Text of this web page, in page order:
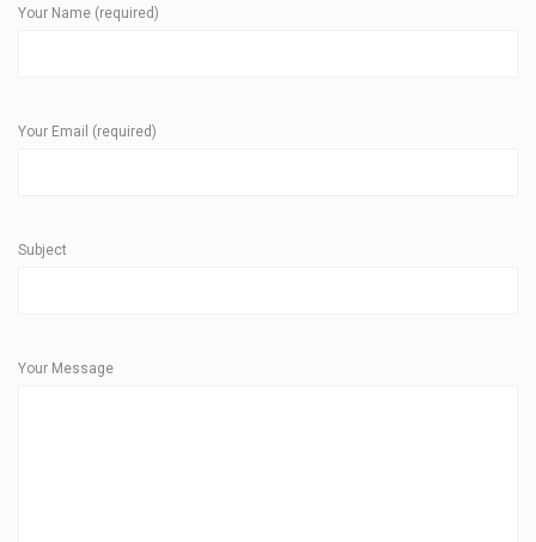
Your Name (required)
Your Email (required)
Subject
Your Message